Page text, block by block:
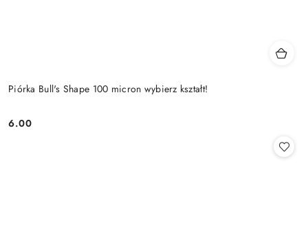
Piórka Bull's Shape 100 micron wybierz kształt!
Cena:
6.00